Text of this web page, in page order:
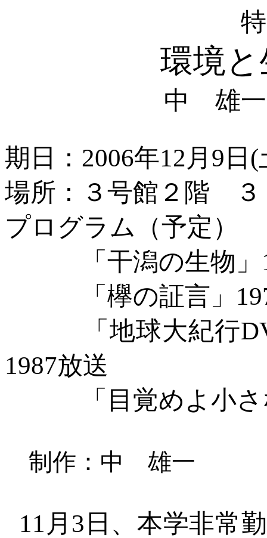
環境
中 雄一
期日： 2006年12月9
場所：３号館２階 ３
プログラム（予定）
「干潟の生物」
「欅の証言」
「地球大紀行
1987放送
「目覚めよ小さ
制作：中 雄一
11月3日、本学非常